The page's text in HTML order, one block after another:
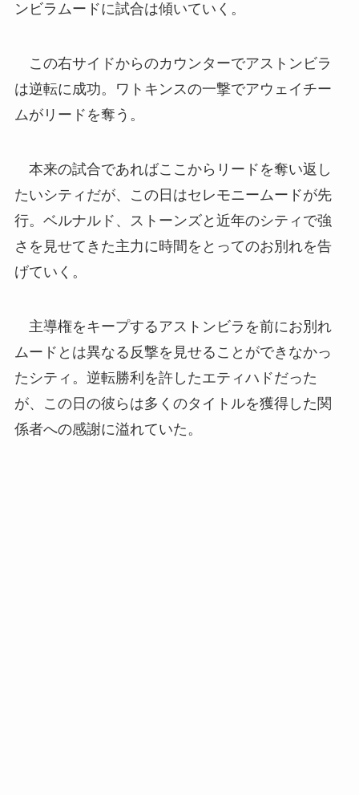
ンビラムードに試合は傾いていく。
この右サイドからのカウンターでアストンビラ
は逆転に成功。ワトキンスの一撃でアウェイチー
ムがリードを奪う。
本来の試合であればここからリードを奪い返し
たいシティだが、この日はセレモニームードが先
行。ベルナルド、ストーンズと近年のシティで強
さを見せてきた主力に時間をとってのお別れを告
げていく。
主導権をキープするアストンビラを前にお別れ
ムードとは異なる反撃を見せることができなかっ
たシティ。逆転勝利を許したエティハドだった
が、この日の彼らは多くのタイトルを獲得した関
係者への感謝に溢れていた。